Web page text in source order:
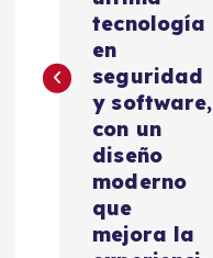
a
tecnología
en
seguridad
y software,
con un
diseño
moderno
que
mejora la